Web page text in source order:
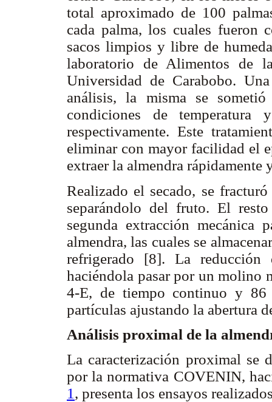
total aproximado de 100
cada palma, los cuales fueron
sacos limpios y libre de
laboratorio de Alimentos de
Universidad de Carabobo.
análisis, la misma se
condiciones de
respectivamente. Este
eliminar con mayor facilidad el
extraer la almendra rápidamente
Realizado el secado, se
separándolo del fruto. El
segunda extracción
almendra, las cuales se
refrigerado [8]. La reducción
haciéndola pasar por un molino
4-E, de tiempo continuo y 86
partículas ajustando la abertura
Análisis proximal de la
La caracterización proximal se
por la normativa COVENIN,
1 , presenta los ensayos